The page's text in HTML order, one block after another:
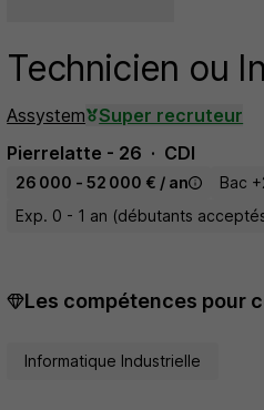
Technicien ou
Assystem
Super recruteur
Pierrelatte - 26
CDI
26 000 - 52 000 € / an Bac
Exp. 0 - 1 an (débutants
Les compétences pour
Informatique Industrielle